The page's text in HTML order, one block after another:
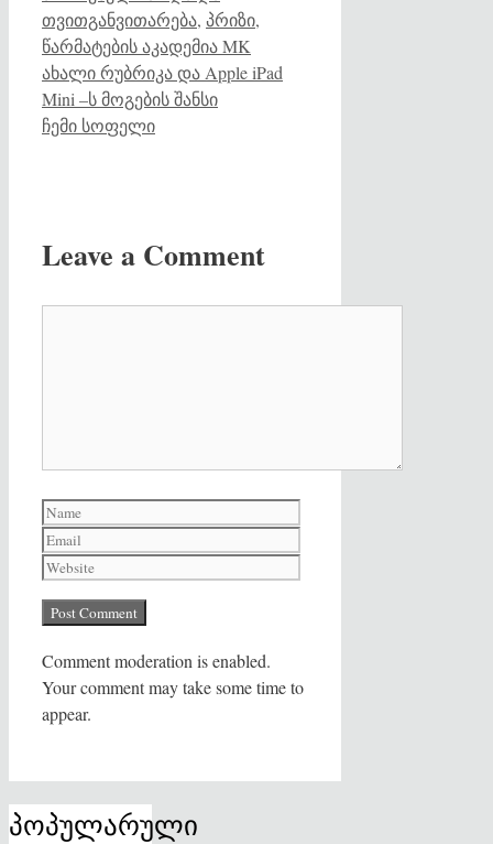
თვითგანვითარება, პრიზი,
წარმატების აკადემია MK
ახალი რუბრიკა და Apple iPad
Mini –ს მოგების შანსი
ჩემი სოფელი
Leave a Comment
Name
Comment moderation is enabled.
Your comment may take some time to
appear.
პოპულარული